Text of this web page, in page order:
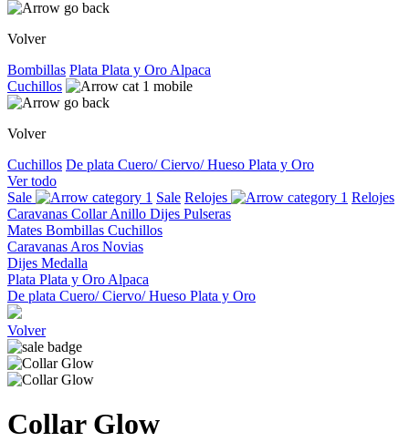
Volver
Bombillas Plata Plata y Oro Alpaca
Cuchillos
Volver
Cuchillos De plata Cuero/ Ciervo/ Hueso Plata y Oro
Ver todo
Sale
Sale Relojes
Relojes
Caravanas CollarAnillo Dijes Pulseras
Mates Bombillas Cuchillos
Caravanas Aros Novias
Dijes Medalla
Plata Plata y Oro Alpaca
De plata Cuero/ Ciervo/ Hueso Plata y Oro
Volver
Collar Glow